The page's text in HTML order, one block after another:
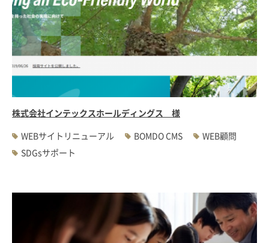
株式会社インテックスホールディングス 様
WEBサイトリニューアル
BOMDO CMS
WEB顧問
SDGsサポート